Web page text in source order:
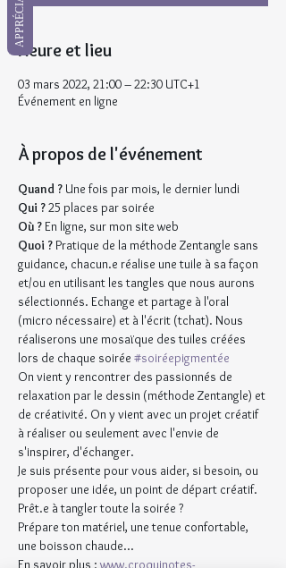
Heure et lieu
03 mars 2022, 21:00 – 22:30 UTC+1
Événement en ligne
À propos de l'événement
Quand ? Une fois par mois, le dernier lundi
Qui ? 25 places par soirée
Où ? En ligne, sur mon site web
Quoi ? Pratique de la méthode Zentangle sans
guidance, chacun.e réalise une tuile à sa façon
et/ou en utilisant les tangles que nous aurons
sélectionnés. Echange et partage à l'oral
(micro nécessaire) et à l'écrit (tchat). Nous
réaliserons une mosaïque des tuiles créées
lors de chaque soirée #soiréepigmentée
On vient y rencontrer des passionnés de
relaxation par le dessin (méthode Zentangle) et
de créativité. On y vient avec un projet créatif
à réaliser ou seulement avec l'envie de
s'inspirer, d'échanger.
Je suis présente pour vous aider, si besoin, ou
proposer une idée, un point de départ créatif.
Prêt.e à tangler toute la soirée ?
Prépare ton matériel, une tenue confortable,
une boisson chaude...